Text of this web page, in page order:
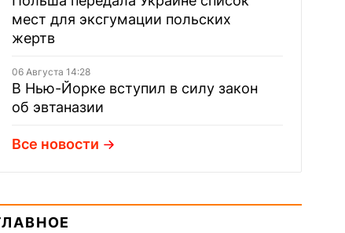
мест для эксгумации польских
жертв
06 Августа 14:28
В Нью-Йорке вступил в силу закон
об эвтаназии
Все новости